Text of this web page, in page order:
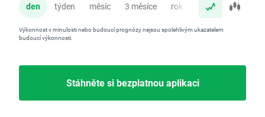
den týden měsíc 3 měsíce rok
Výkonnost v minulosti nebo budoucí prognózy nejsou spolehlivým ukazatelem
budoucí výkonnosti.
Stáhněte si bezplatnou aplikaci